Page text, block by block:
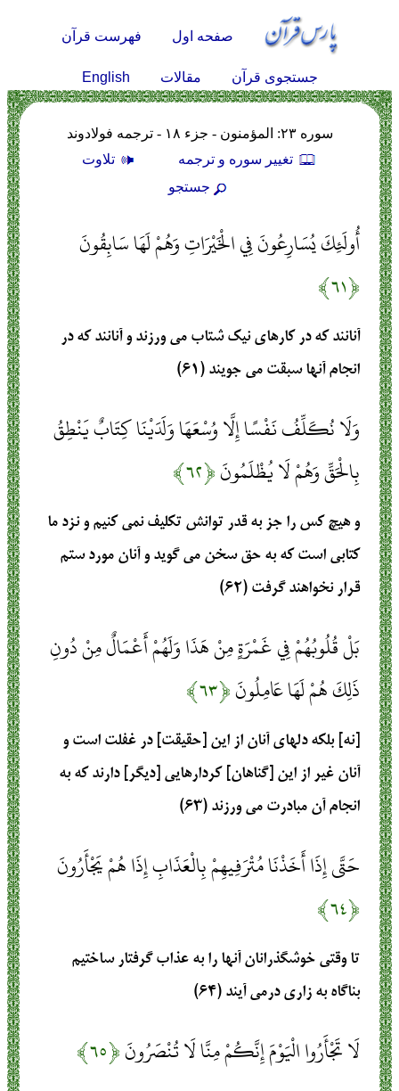
صفحه اول فهرست قرآن
جستجوی قرآن مقالات English
سوره ۲۳: المؤمنون - جزء ۱۸ - ترجمه فولادوند
تغيير سوره و ترجمه
تلاوت
جستجو
أُولَئِكَ يُسَارِعُونَ فِي الْخَيْرَاتِ وَهُمْ لَهَا سَابِقُونَ
﴿۶۱﴾
آنانند كه در كارهاى نيك شتاب مى ‏ورزند و آنانند كه در
انجام آنها سبقت مى ‏جويند (۶۱)
وَلَا نُكَلِّفُ نَفْسًا إِلَّا وُسْعَهَا وَلَدَيْنَا كِتَابٌ يَنْطِقُ
بِالْحَقِّ وَهُمْ لَا يُظْلَمُونَ﴿۶۲﴾
و هيچ كس را جز به قدر توانش تكليف نمى ‏كنيم و نزد ما
كتابى است كه به حق سخن مى‏ گويد و آنان مورد ستم
قرار نخواهند گرفت (۶۲)
بَلْ قُلُوبُهُمْ فِي غَمْرَةٍ مِنْ هَذَا وَلَهُمْ أَعْمَالٌ مِنْ دُونِ
ذَلِكَ هُمْ لَهَا عَامِلُونَ﴿۶۳﴾
[نه] بلكه دلهاى آنان از اين [حقيقت] در غفلت است و
آنان غير از اين [گناهان] كردارهايى [ديگر] دارند كه به
انجام آن مبادرت مى ‏ورزند (۶۳)
حَتَّى إِذَا أَخَذْنَا مُتْرَفِيهِمْ بِالْعَذَابِ إِذَا هُمْ يَجْأَرُونَ
﴿۶۴﴾
تا وقتى خوشگذرانان آنها را به عذاب گرفتار ساختيم
بناگاه به زارى درمى ‏آيند (۶۴)
لَا تَجْأَرُوا الْيَوْمَ إِنَّكُمْ مِنَّا لَا تُنْصَرُونَ﴿۶۵﴾